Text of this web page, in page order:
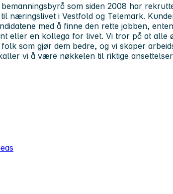
som siden 2008 har
næringslivet i Vestfold og Telemark.
med å finne den rette jobben,
eller en kollega for livet. Vi tror på at alle
som gjør dem bedre, og vi skaper
vi å være nøkkelen til riktige